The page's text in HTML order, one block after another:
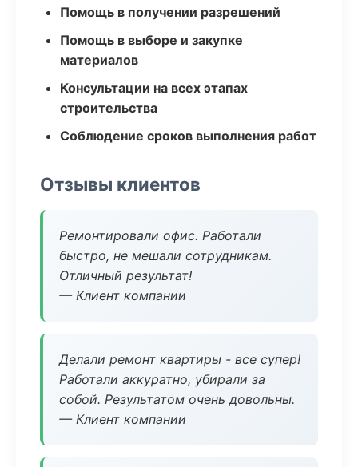
Помощь в получении разрешений
Помощь в выборе и закупке
материалов
Консультации на всех этапах
строительства
Соблюдение сроков выполнения работ
Отзывы клиентов
Ремонтировали офис. Работали
быстро, не мешали сотрудникам.
Отличный результат!
— Клиент компании
Делали ремонт квартиры - все супер!
Работали аккуратно, убирали за
собой. Результатом очень довольны.
— Клиент компании